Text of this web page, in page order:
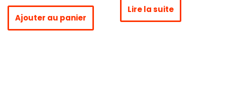
Ajouter au panier
Lire la suite